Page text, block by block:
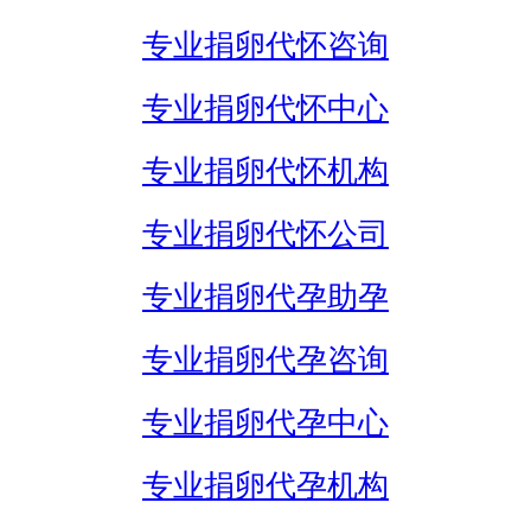
专业捐卵代怀咨询
专业捐卵代怀中心
专业捐卵代怀机构
专业捐卵代怀公司
专业捐卵代孕助孕
专业捐卵代孕咨询
专业捐卵代孕中心
专业捐卵代孕机构